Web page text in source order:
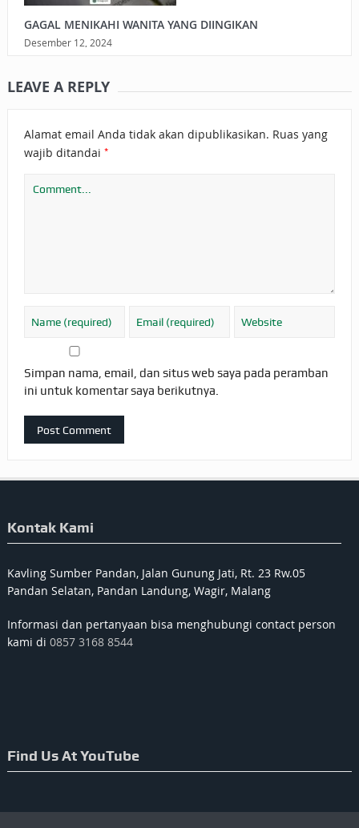
GAGAL MENIKAHI WANITA YANG DIINGIKAN
Desember 12, 2024
LEAVE A REPLY
Alamat email Anda tidak akan dipublikasikan. Ruas yang
wajib ditandai *
Simpan nama, email, dan situs web saya pada peramban
ini untuk komentar saya berikutnya.
Kontak Kami
Kavling Sumber Pandan, Jalan Gunung Jati, Rt. 23 Rw.05
Pandan Selatan, Pandan Landung, Wagir, Malang
Informasi dan pertanyaan bisa menghubungi contact person
kami di 0857 3168 8544
Find Us At YouTube